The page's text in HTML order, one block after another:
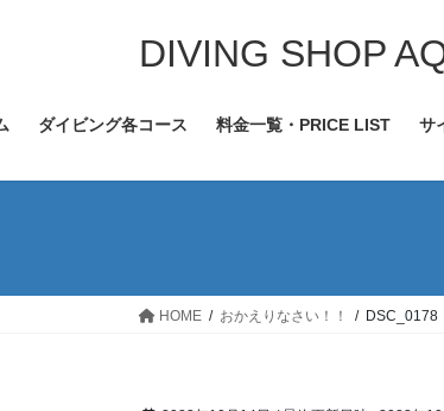
ツ
ス
シ
ン
DIVING SHOP
ダイビング各コース 料金一覧・PRICE LIST サ
HOME おかえりなさい！！ DSC_0178